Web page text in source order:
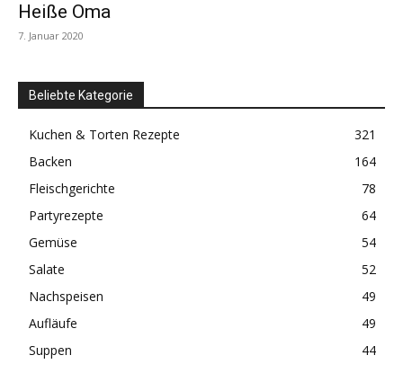
Heiße Oma
7. Januar 2020
Beliebte Kategorie
Kuchen & Torten Rezepte
321
Backen
164
Fleischgerichte
78
Partyrezepte
64
Gemüse
54
Salate
52
Nachspeisen
49
Aufläufe
49
Suppen
44